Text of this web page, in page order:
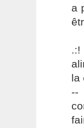
a
la
--